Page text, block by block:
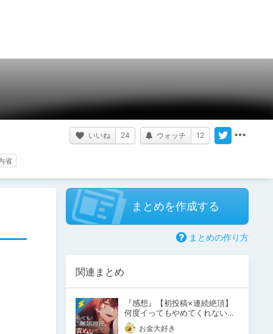
いいね 24 ウォッチ 12
省
まとめを作成する
まとめの作り方
関連まとめ
『感想』【初投稿×連続絶頂】
何度イってもやめてくれない嫉
妬彼氏に激責めされて堕とされ
お金大好き